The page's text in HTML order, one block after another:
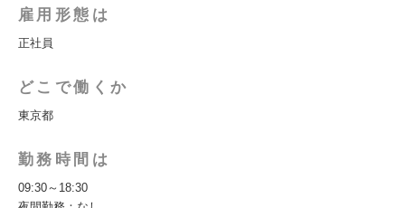
雇用形態は
正社員
どこで働くか
東京都
勤務時間は
09:30～18:30